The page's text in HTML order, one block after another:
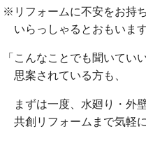
※リフォームに不安をお持
いらっしゃるとおもいます
「こんなことでも聞いてい
思案されている方も、
まずは一度、水廻り・外
共創リフォームまで気軽